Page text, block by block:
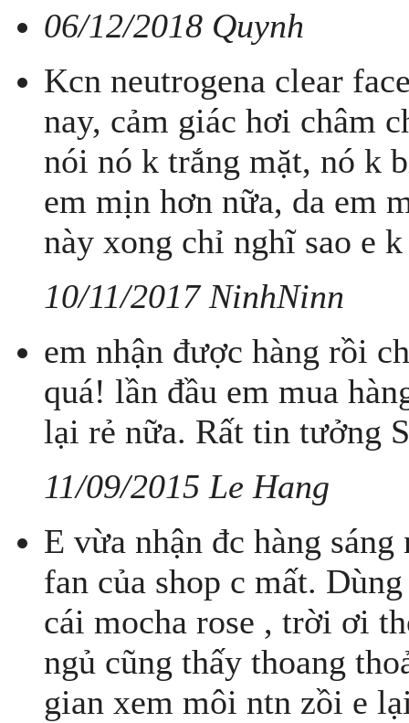
06/12/2018 Quynh
Kcn neutrogena clear
nay, cảm giác hơi châm
nói nó k trắng mặt, nó k
em mịn hơn nữa, da em
này xong chỉ nghĩ sao e
10/11/2017 NinhNinn
em nhận được hàng rồi
quá! lần đầu em mua
lại rẻ nữa. Rất tin tưởng
11/09/2015 Le Hang
E vừa nhận đc hàng
fan của shop c mất.
cái mocha rose , trời ơi
ngủ cũng thấy thoang
gian xem môi ntn zồi e